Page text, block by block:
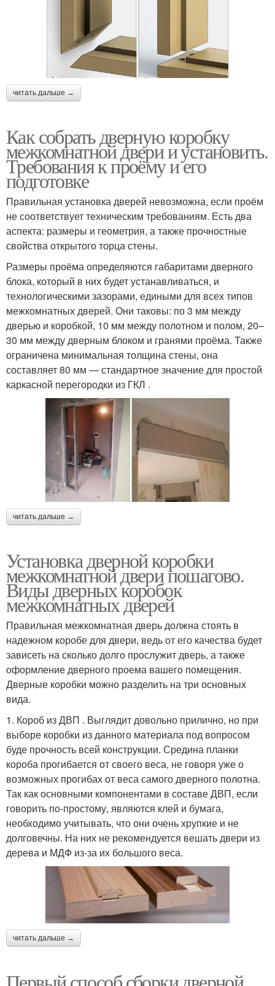
читать дальше →
Как собрать дверную коробку
межкомнатной двери и установить.
Требования к проёму и его
подготовке
Правильная установка дверей невозможна, если проём
не соответствует техническим требованиям. Есть два
аспекта: размеры и геометрия, а также прочностные
свойства открытого торца стены.
Размеры проёма определяются габаритами дверного
блока, который в них будет устанавливаться, и
технологическими зазорами, едиными для всех типов
межкомнатных дверей. Они таковы: по 3 мм между
дверью и коробкой, 10 мм между полотном и полом, 20–
30 мм между дверным блоком и гранями проёма. Также
ограничена минимальная толщина стены, она
составляет 80 мм — стандартное значение для простой
каркасной перегородки из ГКЛ .
читать дальше →
Установка дверной коробки
межкомнатной двери пошагово.
Виды дверных коробок
межкомнатных дверей
Правильная межкомнатная дверь должна стоять в
надежном коробе для двери, ведь от его качества будет
зависеть на сколько долго прослужит дверь, а также
оформление дверного проема вашего помещения.
Дверные коробки можно разделить на три основных
вида.
1. Короб из ДВП . Выглядит довольно прилично, но при
выборе коробки из данного материала под вопросом
буде прочность всей конструкции. Средина планки
короба прогибается от своего веса, не говоря уже о
возможных прогибах от веса самого дверного полотна.
Так как основными компонентами в составе ДВП, если
говорить по-простому, являются клей и бумага,
необходимо учитывать, что они очень хрупкие и не
долговечны. На них не рекомендуется вешать двери из
дерева и МДФ из-за их большого веса.
читать дальше →